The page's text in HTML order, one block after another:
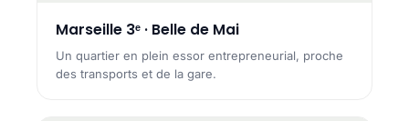
Marseille 3ᵉ · Belle de Mai
Un quartier en plein essor entrepreneurial, proche
des transports et de la gare.